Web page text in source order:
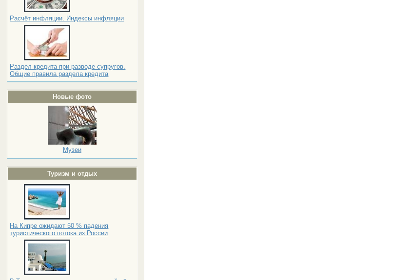
Расчёт инфляции. Индексы инфляции
Раздел кредита при разводе супругов.
Общие правила раздела кредита
Новые фото
Музеи
Туризм и отдых
На Кипре ожидают 50 % падения
туристического потока из России